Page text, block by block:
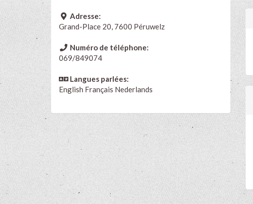
Adresse:
Grand-Place 20, 7600 Péruwelz
Numéro de téléphone:
069/849074
Langues parlées:
English Français Nederlands